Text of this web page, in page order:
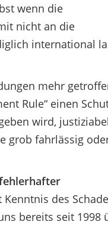
wenn die
nicht an die
international
mehr
Rule“ einen
wird,
grob fahrlässig
des
bereits seit 1998